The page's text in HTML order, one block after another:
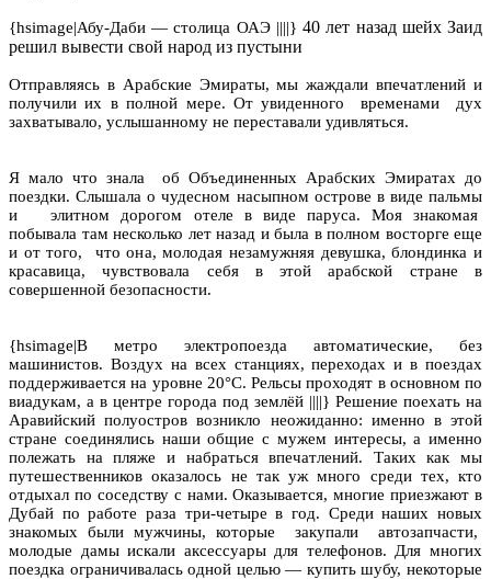
{hsimage|Абу-Даби — столица ОАЭ ||||}40 лет назад шейх Заид
решил вывести свой народ из пустыни
Отправляясь в Арабские Эмираты, мы жаждали впечатлений и
получили их в полной мере. От увиденного временами дух
захватывало, услышанному не переставали удивляться.
Я мало что знала об Объединенных Арабских Эмиратах до
поездки. Слышала о чудесном насыпном острове в виде пальмы
и элитном дорогом отеле в виде паруса. Моя знакомая
побывала там несколько лет назад и была в полном восторге еще
и от того, что она, молодая незамужняя девушка, блондинка и
красавица, чувствовала себя в этой арабской стране в
совершенной безопасности.
{hsimage|В метро электропоезда автоматические, без
машинистов. Воздух на всех станциях, переходах и в поездах
поддерживается на уровне 20°C. Рельсы проходят в основном по
виадукам, а в центре города под землёй ||||} Решение поехать на
Аравийский полуостров возникло неожиданно: именно в этой
стране соединялись наши общие с мужем интересы, а именно
полежать на пляже и набраться впечатлений. Таких как мы
путешественников оказалось не так уж много среди тех, кто
отдыхал по соседству с нами. Оказывается, многие приезжают в
Дубай по работе раза три-четыре в год. Среди наших новых
знакомых были мужчины, которые закупали автозапчасти,
молодые дамы искали аксессуары для телефонов. Для многих
поездка ограничивалась одной целью — купить шубу, некоторые